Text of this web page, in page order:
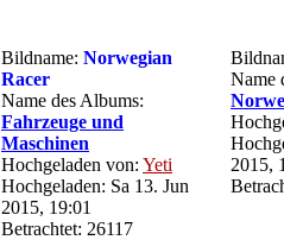
Bildname: Norwegian
Racer
Name des Albums:
Fahrzeuge und
Maschinen
Hochgeladen von: Yeti
Hochgeladen: Sa 13. Jun
2015, 19:01
Betrachtet: 26117
Name
2015,